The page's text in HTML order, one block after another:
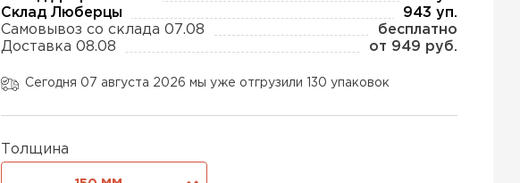
Склад Люберцы
943 уп.
Самовывоз со склада 07.08
бесплатно
Доставка 08.08
от 949 руб.
Сегодня 07 августа 2026 мы уже отгрузили 130 упаковок
Толщина